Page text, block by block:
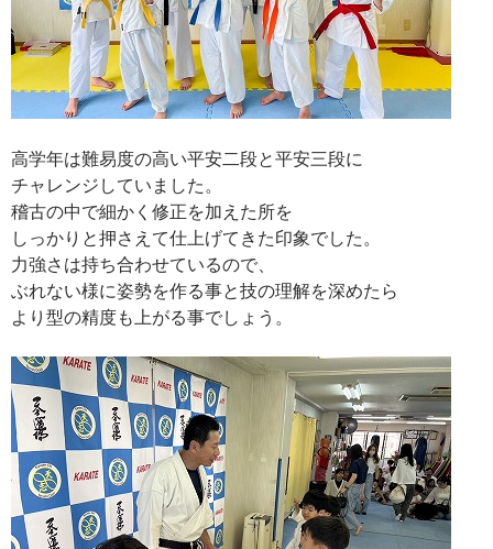
高学年は難易度の高い平安二段と平安三段に
チャレンジしていました。
稽古の中で細かく修正を加えた所を
しっかりと押さえて仕上げてきた印象でした。
力強さは持ち合わせているので、
ぶれない様に姿勢を作る事と技の理解を深めたら
より型の精度も上がる事でしょう。